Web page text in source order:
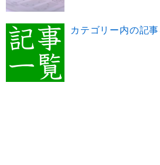
カテゴリー内の記